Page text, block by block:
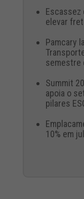
Escassez
elevar
Pamcary
semestre
Summit
apoia o
pilares
10% em